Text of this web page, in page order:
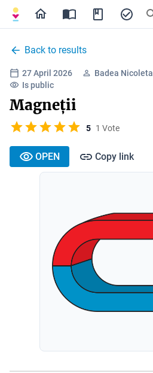
Back to results
27 April 2026 Badea Nicoleta
Is public
Magneții
5 1 Vote
OPEN Copy link